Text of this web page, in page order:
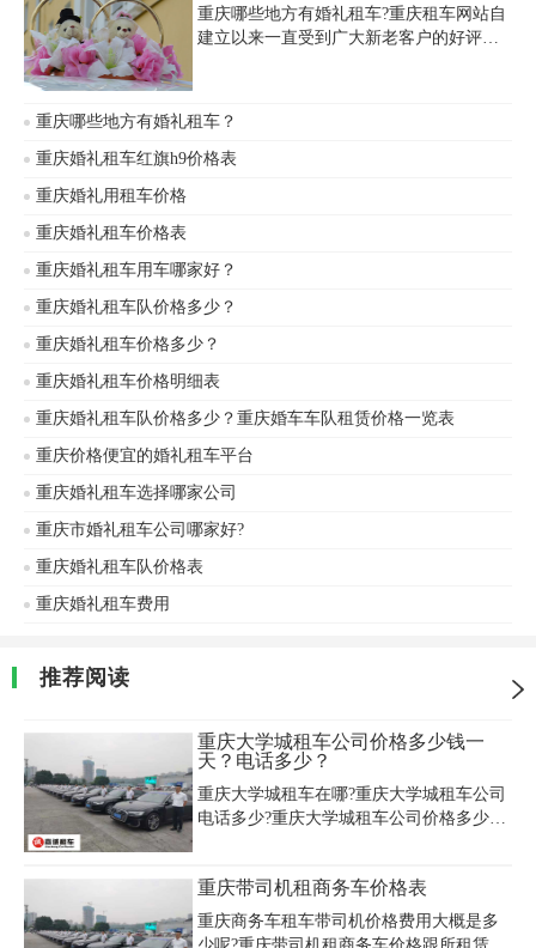
重庆哪些地方有婚礼租车?重庆租车网站自
建立以来一直受到广大新老客户的好评，
庆租车等服务。重庆租车网长期从事婚庆
租车，不仅车型新颖，而且车型豪华高
端，嘉诚网站目前的车型主要有各品牌的
重庆哪些地方有婚礼租车？
重庆婚礼租车红旗h9价格表
重庆婚礼用租车价格
重庆婚礼租车价格表
重庆婚礼租车用车哪家好？
重庆婚礼租车队价格多少？
重庆婚礼租车价格多少？
重庆婚礼租车价格明细表
重庆婚礼租车队价格多少？重庆婚车车队租赁价格一览表
重庆价格便宜的婚礼租车平台
重庆婚礼租车选择哪家公司
重庆市婚礼租车公司哪家好?
重庆婚礼租车队价格表
重庆婚礼租车费用
推荐阅读
重庆大学城租车公司价格多少钱一
天？电话多少？
重庆大学城租车在哪?重庆大学城租车公司
电话多少?重庆大学城租车公司价格多少钱
中型客车500余台，别克GL8‌‌陆尊商务车7
座8座，丰田格瑞斯11座，丰田大海狮14
座，22座考斯特，53座大巴，瑞风商务车8
重庆带司机租商务车价格表
重庆商务车租车带司机价格费用大概是多